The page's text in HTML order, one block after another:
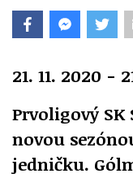
21. 11. 2020 -
Prvoligový
novou
jedničku.